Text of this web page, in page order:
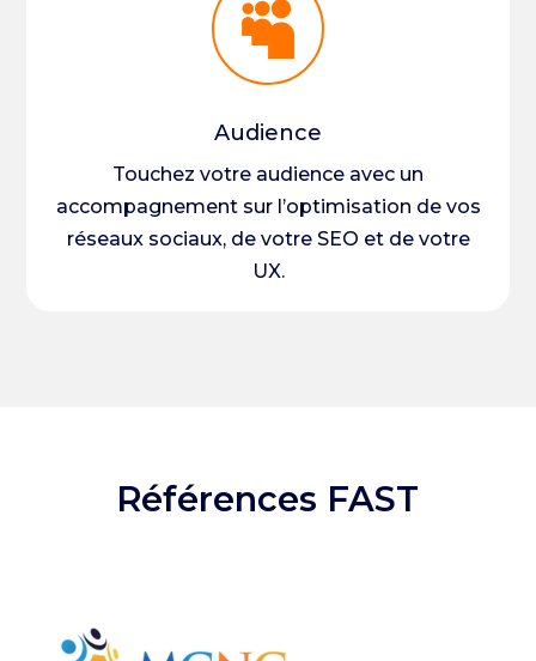

Audience
Touchez votre audience avec un
accompagnement sur l’optimisation de vos
réseaux sociaux, de votre SEO et de votre
UX.
Références FAST